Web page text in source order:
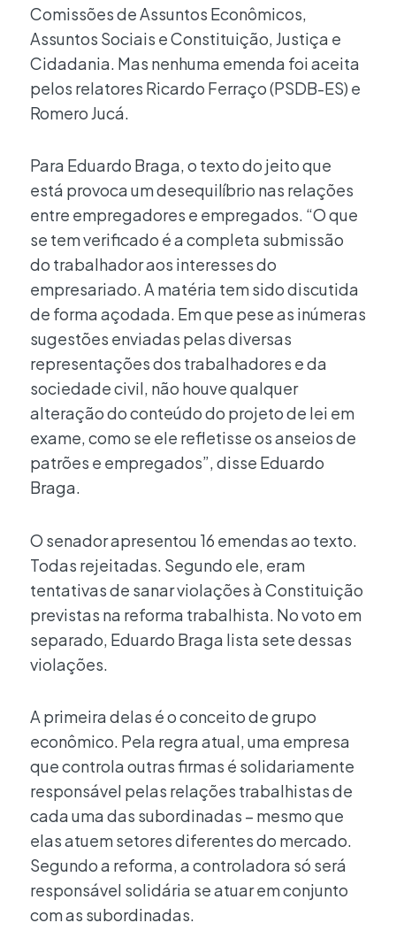
Comissões de Assuntos Econômicos,
Assuntos Sociais e Constituição, Justiça e
Cidadania. Mas nenhuma emenda foi aceita
pelos relatores Ricardo Ferraço (PSDB-ES) e
Romero Jucá.
Para Eduardo Braga, o texto do jeito que
está provoca um desequilíbrio nas relações
entre empregadores e empregados. “O que
se tem verificado é a completa submissão
do trabalhador aos interesses do
empresariado. A matéria tem sido discutida
de forma açodada. Em que pese as inúmeras
sugestões enviadas pelas diversas
representações dos trabalhadores e da
sociedade civil, não houve qualquer
alteração do conteúdo do projeto de lei em
exame, como se ele refletisse os anseios de
patrões e empregados”, disse Eduardo
Braga.
O senador apresentou 16 emendas ao texto.
Todas rejeitadas. Segundo ele, eram
tentativas de sanar violações à Constituição
previstas na reforma trabalhista. No voto em
separado, Eduardo Braga lista sete dessas
violações.
A primeira delas é o conceito de grupo
econômico. Pela regra atual, uma empresa
que controla outras firmas é solidariamente
responsável pelas relações trabalhistas de
cada uma das subordinadas – mesmo que
elas atuem setores diferentes do mercado.
Segundo a reforma, a controladora só será
responsável solidária se atuar em conjunto
com as subordinadas.